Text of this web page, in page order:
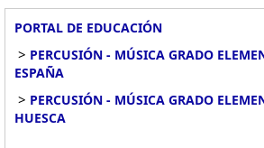
PORTAL DE EDUCACIÓN
> PERCUSIÓN - MÚSICA GRADO
ESPAÑA
> PERCUSIÓN - MÚSICA GRADO
HUESCA